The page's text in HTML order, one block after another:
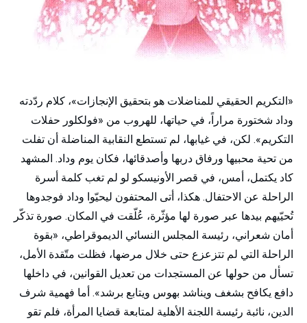
« التكريم الحقيقي للمناضلات هو بتحقيق الإنجازات»، كلام ردّدته
وداد شختورة مراراً، في حياتها، للهروب من «فولكلور حفلات
التكريم». لكن، في غيابها، لم تستطع النقابية المناضلة أن تفلت
من تحية محبيها ورفاق دربها وأصدقائها، فكان يوم وداد. المشهد
كاد يكتمل، أمس، في قصر الأونيسكو لو لم تغب كلمة أسرة
الراحلة عن الاحتفال. هكذا، أتى المحتفون ليحيّوا وداد فوجدوها
تُحيّيهم بيدها عبر صورة لها مؤثّرة، عُلّقت في المكان. صورة تذكّر
أمان شعراني، رئيسة المجلس النسائي الديموقراطي، «بقوة
الراحلة التي لم تتزعزع حتى خلال مرضها، فظلت متّقدة الأمل،
تسأل من حولها عن المستجدات من تعديل القوانين، في داخلها
دافع يكافح بشغف ويناشد بهوس ويتابع برشد». أما فهمية شرف
الدين، نائبة رئيسة اللجنة الأهلية لمتابعة قضايا المرأة، فلم تقو